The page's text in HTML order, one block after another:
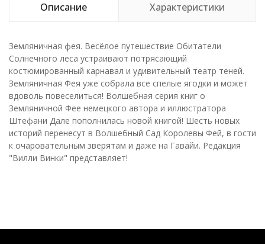
Описание Характеристики
Земляничная фея. Весёлое путешествие Обитатели
Солнечного леса устраивают потрясающий
костюмированный карнавал и удивительный театр теней.
Земляничная Фея уже собрала все спелые ягодки и может
вдоволь повеселиться! Волшебная серия книг о
Земляничной Фее немецкого автора и иллюстратора
Штефани Дале пополнилась новой книгой! Шесть новых
историй перенесут в Волшебный Сад Королевы Фей, в гости
к очаровательным зверятам и даже на Гавайи. Редакция
"Вилли Винки" представляет!